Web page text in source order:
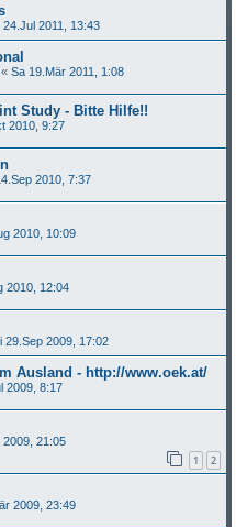
24.Jul 2011, 13:43
«Sa 19.Mär 2011, 1:08
Study - Bitte Hilfe!!
2010, 9:27
2010, 7:37
2010, 10:09
2010, 12:04
29.Sep 2009, 17:02
Ausland - http://www.oek.at/
2009, 8:17
2009, 21:05
1 2
2009, 23:49